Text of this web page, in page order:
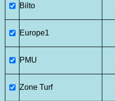
Bilto
Europe1
PMU
Zone Turf